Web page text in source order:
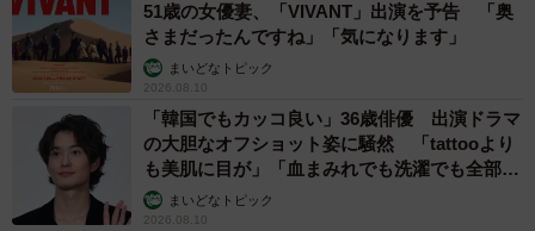
https://ioworld.jp/51歳の女優妻、「VIVANT」出演を予告 「奥
さまだったんですね」「気になります」
まいどなトピック
2026.08.10
「韓国でもカッコ良い」36歳俳優 出演ドラマ
の大胆なオフショット姿に騒然 「tattooより
も美肌に目が」「血まみれでも洗濯でも全部か
っこいい」
まいどなトピック
2026.08.10